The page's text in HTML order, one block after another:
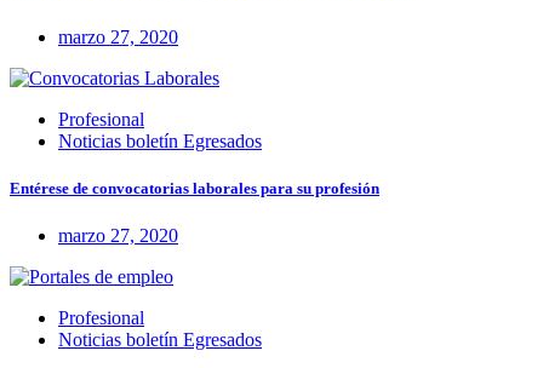
marzo 27, 2020
Profesional
Noticias boletín Egresados
Entérese de convocatorias laborales para su profesión
marzo 27, 2020
Profesional
Noticias boletín Egresados